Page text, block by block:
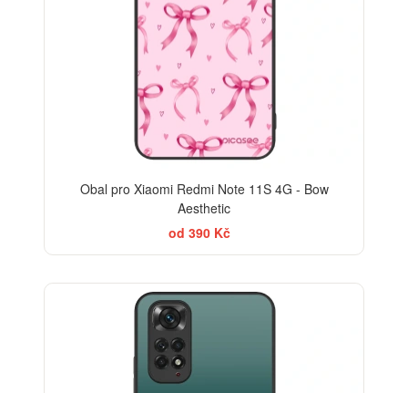
Obal pro Xiaomi Redmi Note 11S 4G - Bow
Aesthetic
od 390 Kč